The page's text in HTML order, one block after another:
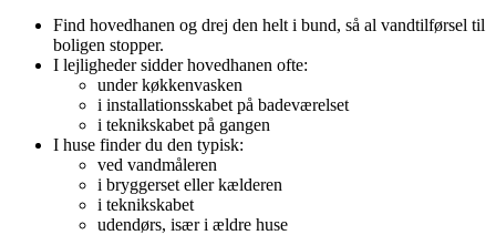
Find hovedhanen og drej den helt i bund, så al vandtilførsel til
boligen stopper.
I lejligheder sidder hovedhanen ofte:
under køkkenvasken
i installationsskabet på badeværelset
i teknikskabet på gangen
I huse finder du den typisk:
ved vandmåleren
i bryggerset eller kælderen
i teknikskabet
udendørs, især i ældre huse